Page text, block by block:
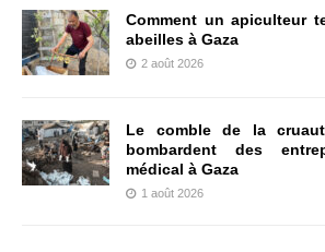
Comment un apiculteur
abeilles à Gaza
2 août 2026
Le comble de la
bombardent des
médical à Gaza
1 août 2026